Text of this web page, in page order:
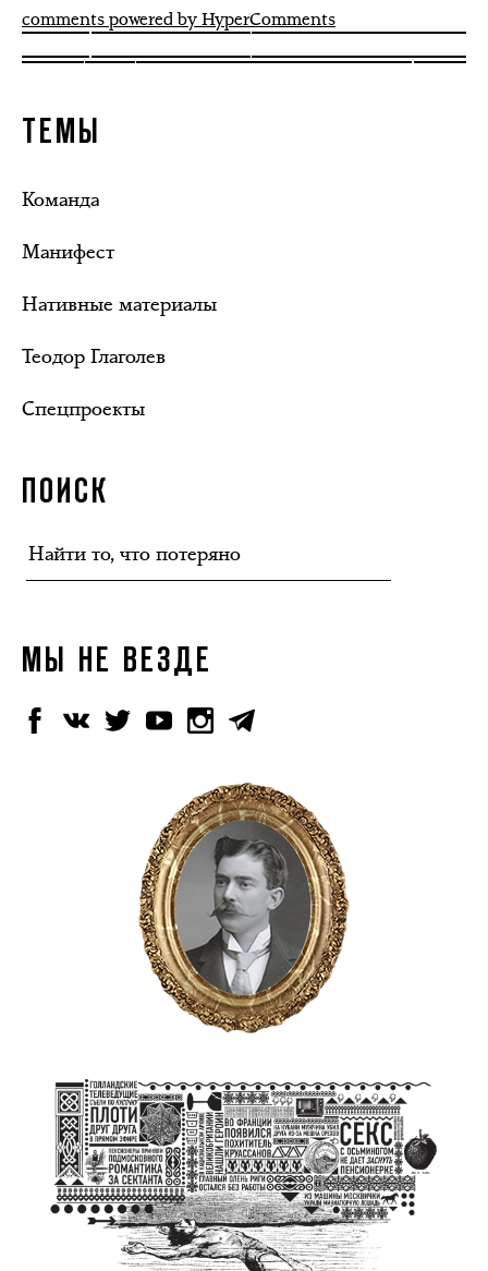
comments powered by HyperComments
ТЕМЫ
Команда
Манифест
Нативные материалы
Теодор Глаголев
Спецпроекты
ПОИСК
МЫ НЕ ВЕЗДЕ